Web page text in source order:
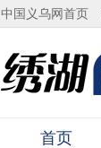
中国义乌网首页
首页